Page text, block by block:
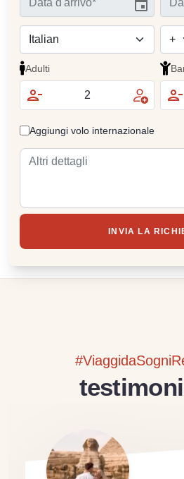
Adulti
Aggiungi volo internazionale
INVIA LA